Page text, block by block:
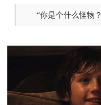
“你是个什么怪物？